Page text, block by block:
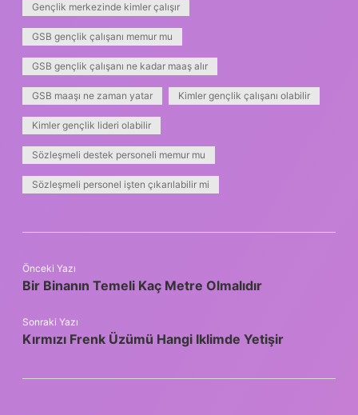
Gençlik merkezinde kimler çalışır
GSB gençlik çalışanı memur mu
GSB gençlik çalışanı ne kadar maaş alır
GSB maaşı ne zaman yatar Kimler gençlik çalışanı olabilir
Kimler gençlik lideri olabilir
Sözleşmeli destek personeli memur mu
Sözleşmeli personel işten çıkarılabilir mi
Önceki Yazı
Bir Binanın Temeli Kaç Metre Olmalıdır
Sonraki Yazı
Kırmızı Frenk Üzümü Hangi Iklimde Yetişir